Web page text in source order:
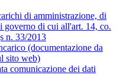
di amministrazione, di
governo di cui all'art. 14, co.
n. 33/2013
(documentazione da
sito web)
comunicazione dei dati